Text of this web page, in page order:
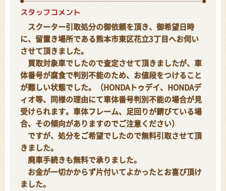
スタッフコメント
スクーター引取処分の御依頼を頂き、御希望日時
に、留置き場所である熊本市東区花立3丁目へお伺い
させて頂きました。
買取対象車でしたので査定させて頂きましたが、車
体番号が腐食で判別不能のため、お値段をつけること
が難しい状態でした。（HONDAトゥデイ、HONDAデ
ィオ等、同様の理由にて車体番号判別不能の場合が見
受けられます。車体フレーム、足回りが錆びている場
合、その傾向がありますのでご注意ください）
ですが、処分をご希望でしたので無料引取させて頂
きました。
廃車手続きも無料で承りました。
お金が一切かからず片付いてよかったとお喜び頂け
ました。